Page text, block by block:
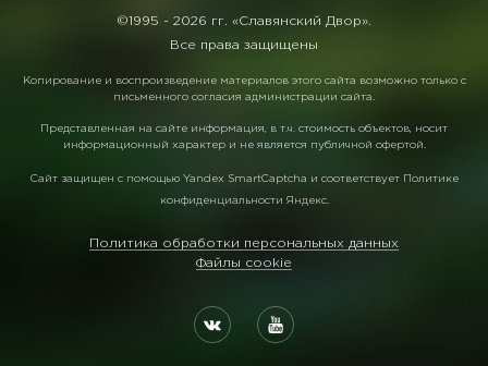
©1995 - 2026 гг. «Славянский Двор».
Все права защищены
Копирование и воспроизведение материалов этого сайта возможно только с
письменного согласия администрации сайта.
Представленная на сайте информация, в т.ч. стоимость объектов, носит
информационный характер и не является публичной офертой.
Сайт защищен с помощью Yandex SmartCaptcha и соответствует Политике
конфиденциальности Яндекс.
Политика обработки персональных данных
Файлы cookie